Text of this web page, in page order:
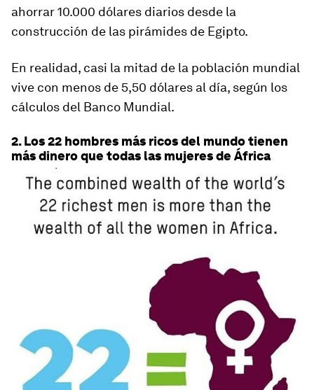
ahorrar 10.000 dólares diarios desde la
construcción de las pirámides de Egipto.
En realidad, casi la mitad de la población mundial
vive con menos de 5,50 dólares al día, según los
cálculos del Banco Mundial.
2. Los 22 hombres más ricos del mundo tienen
más dinero que todas las mujeres de África